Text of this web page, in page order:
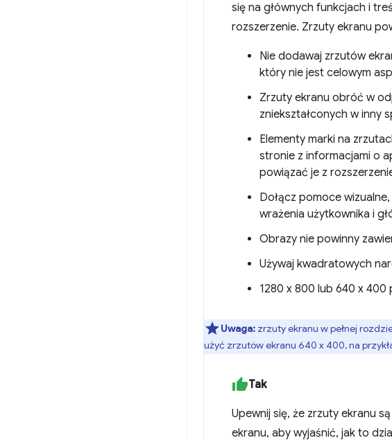
się na głównych funkcjach i
rozszerzenie. Zrzuty ekranu
Nie dodawaj zrzutów
który nie jest celowym
Zrzuty ekranu obróć w
zniekształconych w inny
Elementy marki na
stronie z informacjami o
powiązać je z
Dołącz pomoce
wrażenia użytkownika i
Obrazy nie powinny
Używaj kwadratowych
1280 x 800 lub 640 x 400
Uwaga: zrzuty ekranu w pełnej
użyć zrzutów ekranu 640 x 400, na
Tak
Upewnij się, że zrzuty ekranu
ekranu, aby wyjaśnić, jak to